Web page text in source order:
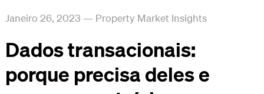
Janeiro 26, 2023 — Property Market Insights
Dados transacionais:
porque precisa deles e